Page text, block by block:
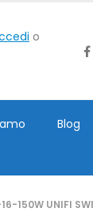
o
Blog
150W UNIFI